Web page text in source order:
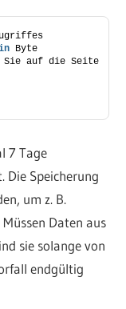
Byte
Sie auf die Seite
7 Tage
Die Speicherung
um z. B.
Daten aus
sie solange von
endgültig